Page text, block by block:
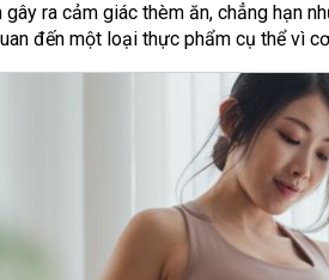
ra cảm giác thèm ăn, chẳng hạn
đến một loại thực phẩm cụ thể vì